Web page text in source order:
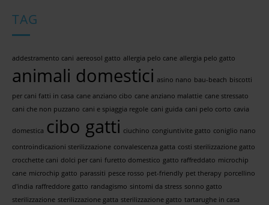
TAG
addestramento cani aereosol gatto allergia pelo cane allergia pelo gatto
animali domestici asino nano bau-beach biscotti
per cani fatti in casa cane anziano cibo cane anziano malattie cane stressato
cani che non puzzano cani e spiaggia regole cani guida cani pelo corto cavia
domestica cibo gatti ciuchino congiuntivite gatto coniglio nano
controindicazioni sterilizzazione convalescenza gatta costi sterilizzazione gatto
crocchette cani dolci per cani furetto domestico gatto raffreddato microchip
cane microchip gatto parassiti pesce rosso pet-friendly pet therapy porcellino
d'india raffreddore gatto randagismo sintomi da stress sonno gatto
sterilizzazione sterilizzazione gatta sterilizzazione gatto tartarughe in casa